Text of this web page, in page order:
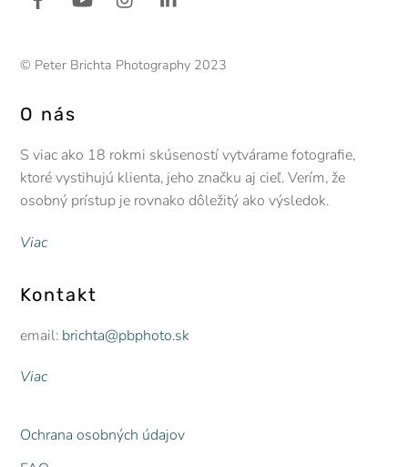
© Peter Brichta Photography 2023
O nás
S viac ako 18 rokmi skúseností vytvárame fotografie,
ktoré vystihujú klienta, jeho značku aj cieľ. Verím, že
osobný prístup je rovnako dôležitý ako výsledok.
Viac
Kontakt
email: brichta@pbphoto.sk
Viac
Ochrana osobných údajov